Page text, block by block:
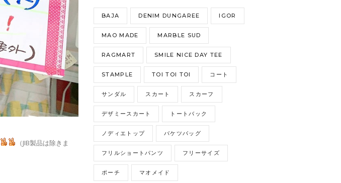
（JIB製品は除きま
BAJA DENIM DUNGAREE IGOR
MAO MADE MARBLE SUD
RAGMART SMILE NICE DAY TEE
STAMPLE TOI TOI TOI コート
サンダル スカート スカーフ
デザミースカート トートバック
ノディエトップ バケツバッグ
フリルショートパンツ フリーサイズ
ポーチ マオメイド